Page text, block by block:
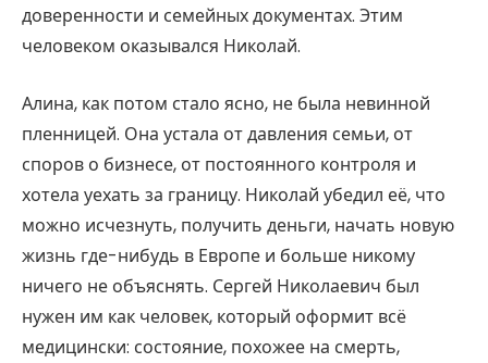
доверенности и семейных документах. Этим
человеком оказывался Николай.
Алина, как потом стало ясно, не была невинной
пленницей. Она устала от давления семьи, от
споров о бизнесе, от постоянного контроля и
хотела уехать за границу. Николай убедил её, что
можно исчезнуть, получить деньги, начать новую
жизнь где-нибудь в Европе и больше никому
ничего не объяснять. Сергей Николаевич был
нужен им как человек, который оформит всё
медицински: состояние, похожее на смерть,